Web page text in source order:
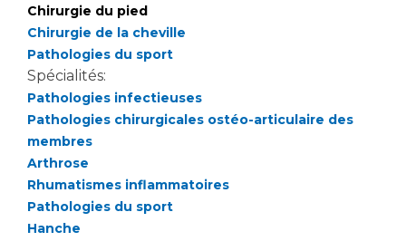
Médecine nucléaire
Maladies rares
Maternité Hôpital Nord
Adresser un examen au Laboratoire d'Infectiologie
Centres de référence Maladies Rares
Plateforme d'Expertise Maladies Rares
Presse / Multimédia
Communiqués de presse
Dossiers de presse
Médiathèque
Chirurgie du pied
Chirurgie de la cheville
Pathologies du sport
Spécialités:
Pathologies infectieuses
Pathologies chirurgicales ostéo-articulaire des
membres
Arthrose
Rhumatismes inflammatoires
Pathologies du sport
Hanche